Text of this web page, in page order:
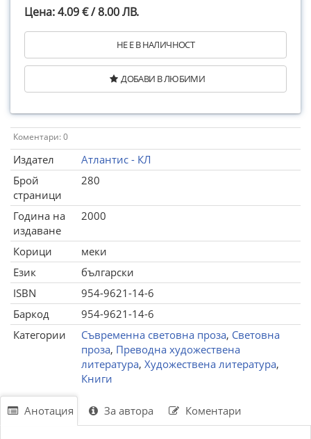
Цена: 4.09 € / 8.00 ЛВ.
НЕ Е В НАЛИЧНОСТ
ДОБАВИ В ЛЮБИМИ
Коментари: 0
Издател
Атлантис - КЛ
Брой
страници
280
Година на
издаване
2000
Корици
меки
Език
български
ISBN
954-9621-14-6
Баркод
954-9621-14-6
Категории
Съвременна световна проза, Световна
проза, Преводна художествена
литература, Художествена литература,
Книги
Анотация За автора Коментари